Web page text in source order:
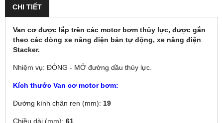
CHI TIẾT
Van cơ được lắp trên các motor bơm thủy lực, được gắn
theo các dòng xe nâng điện bán tự động, xe nâng điện
Stacker.
Nhiệm vụ: ĐÓNG - MỞ đường dầu thủy lực.
Kích thước Van cơ motor bơm:
Đường kính chân ren (mm): 19
Chiều dài (mm): 61